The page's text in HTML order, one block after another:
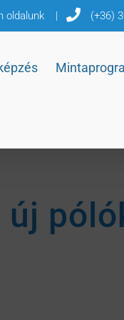
oldalunk | (+36)
új